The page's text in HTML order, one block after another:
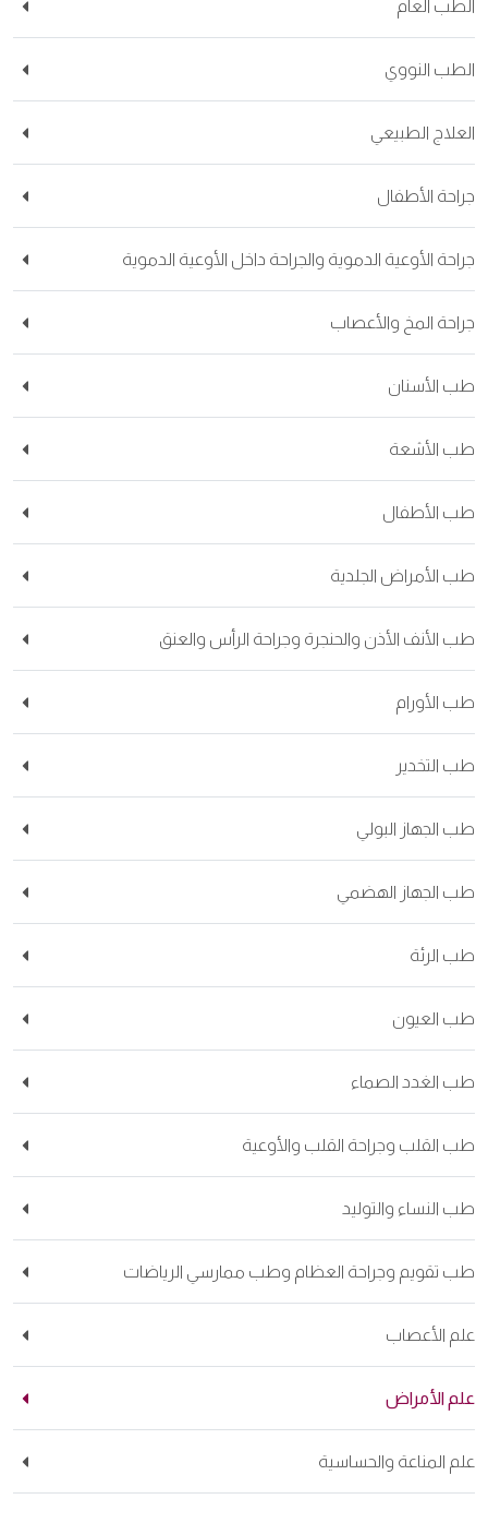
الطب العام
الطب النووي
العلاج الطبيعي
جراحة الأطفال
جراحة الأوعية الدموية والجراحة داخل الأوعية الدموية
جراحة المخ والأعصاب
طب الأسنان
طب الأشعة
طب الأطفال
طب الأمراض الجلدية
طب الأنف الأذن والحنجرة وجراحة الرأس والعنق
طب الأورام
طب التخدير
طب الجهاز البولي
طب الجهاز الهضمي
طب الرئة
طب العيون
طب الغدد الصماء
طب القلب وجراحة القلب والأوعية
طب النساء والتوليد
طب تقويم وجراحة العظام وطب ممارسي الرياضات
علم الأعصاب
علم الأمراض
علم المناعة والحساسية